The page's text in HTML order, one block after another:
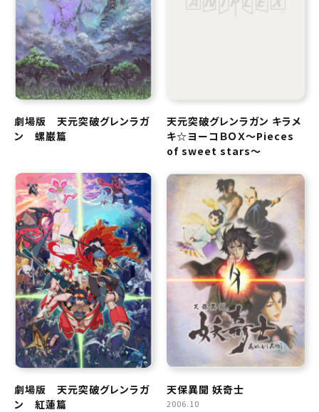
劇場版 天元突破グレンラガ
ン 螺巌篇
天元突破グレンラガン キラメ
キ☆ヨーコＢＯＸ～Pieces
of sweet stars～
劇場版 天元突破グレンラガ
ン 紅蓮篇
天保異聞 妖奇士
2006.10